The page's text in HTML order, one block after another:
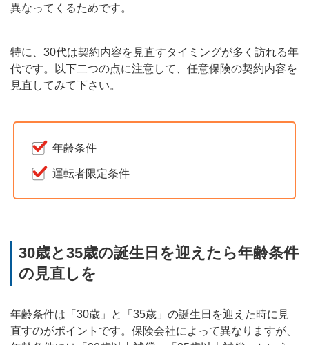
異なってくるためです。
特に、30代は契約内容を見直すタイミングが多く訪れる年
代です。以下二つの点に注意して、任意保険の契約内容を
見直してみて下さい。
年齢条件
運転者限定条件
30歳と35歳の誕生日を迎えたら年齢条件
の見直しを
年齢条件は「30歳」と「35歳」の誕生日を迎えた時に見
直すのがポイントです。保険会社によって異なりますが、